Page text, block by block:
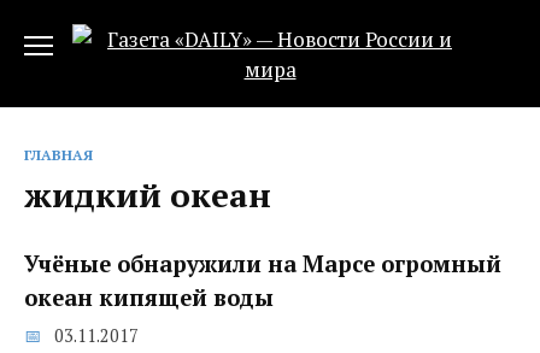
ГЛАВНАЯ
жидкий океан
Учёные обнаружили на Марсе огромный
океан кипящей воды
03.11.2017